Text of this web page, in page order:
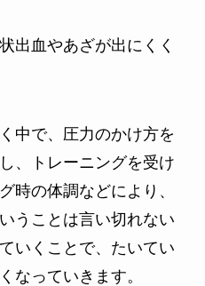
出血やあざが出にくく
中で、圧力のかけ方を
、トレーニングを受け
時の体調などにより、
うことは言い切れない
いくことで、たいてい
なっていきます。